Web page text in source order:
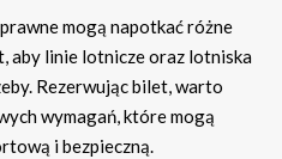
mogą napotkać różne
aby linie lotnicze oraz lotniska
Rezerwując bilet, warto
wymagań, które mogą
i bezpieczną.